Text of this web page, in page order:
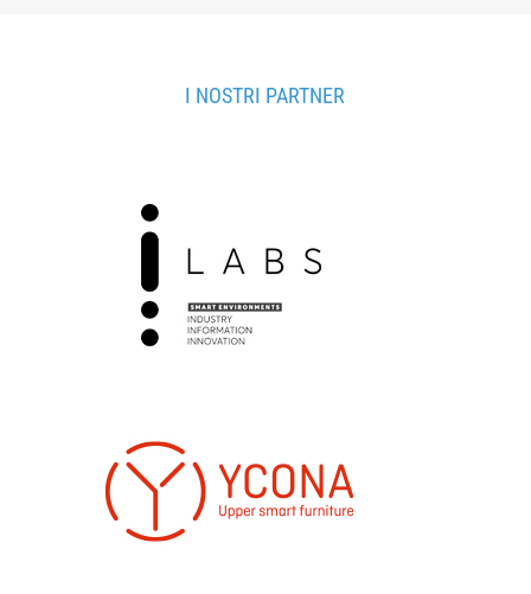
I NOSTRI PARTNER